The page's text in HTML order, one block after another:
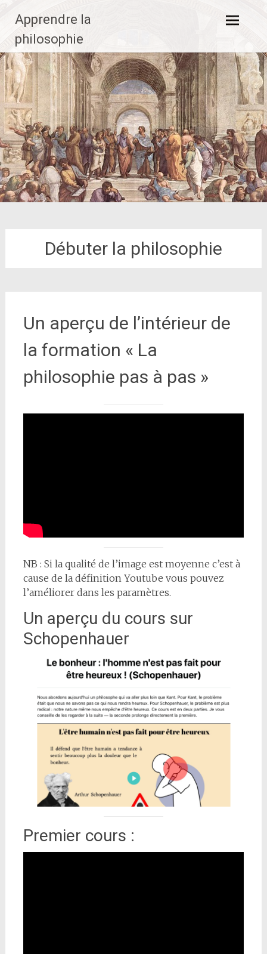
contenu
principal
Apprendre la
philosophie
Débuter la philosophie
Un aperçu de l’intérieur de
la formation « La
philosophie pas à pas »
NB : Si la qualité de l’image est moyenne c’est à
cause de la définition Youtube vous pouvez
l’améliorer dans les paramètres.
Un aperçu du cours sur
Schopenhauer
Premier cours :